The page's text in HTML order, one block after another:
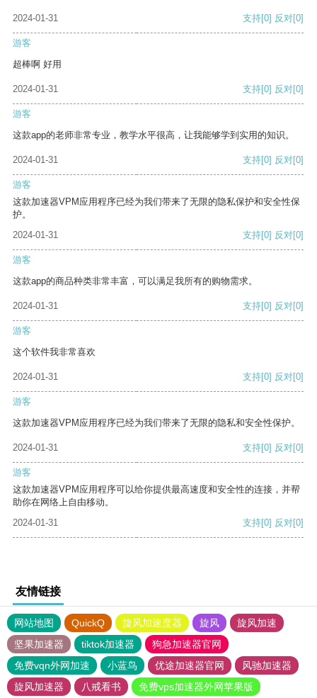
2024-01-31 支持[0] 反对[0]
游客
超棒啊 好用
2024-01-31 支持[0] 反对[0]
游客
这款app的老师非常专业，教学水平很高，让我能够学到实用的知识。
2024-01-31 支持[0] 反对[0]
游客
这款加速器VPM应用程序已经为我们带来了无限的隐私保护和安全性保
护。
2024-01-31
支持[0] 反对[0]
游客
这款app的商品种类非常丰富，可以满足我所有的购物需求。
2024-01-31 支持[0] 反对[0]
游客
这个软件我非常喜欢
2024-01-31 支持[0] 反对[0]
游客
这款加速器VPM应用程序已经为我们带来了无限的隐私和安全性保护。
2024-01-31 支持[0] 反对[0]
游客
这款加速器VPM应用程序可以给你提供最高速度和安全性的连接，并帮
助你在网络上自由移动。
2024-01-31
支持[0] 反对[0]
友情链接
网站地图 QuickQ 旋风加速度器 旋风
旋风加速
坚果加速器
tiktok加速器
狗急加速器官网
免费vqn外网加速
小蓝鸟 优途加速器官网
风驰加速器
旋风加速器
八戒看书 免费vps加速器外网苹果版